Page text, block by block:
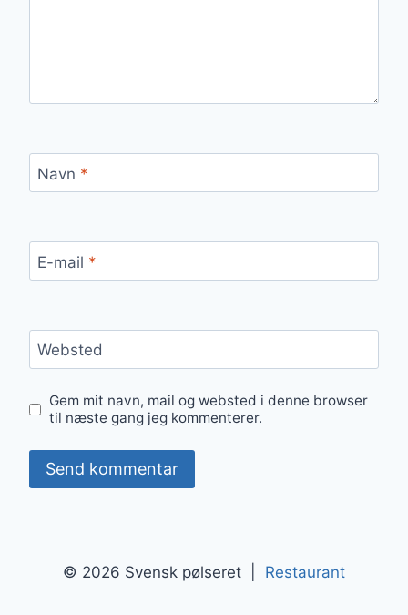
Navn *
E-mail *
Websted
Gem mit navn, mail og websted i denne browser
til næste gang jeg kommenterer.
© 2026 Svensk pølseret | Restaurant